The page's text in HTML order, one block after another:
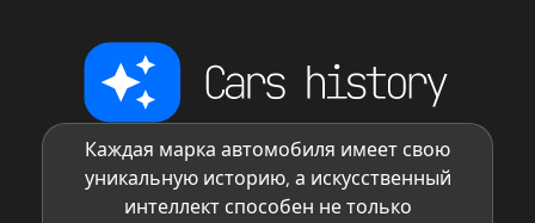
Каждая марка автомобиля имеет свою
уникальную историю, а искусственный
интеллект способен не только